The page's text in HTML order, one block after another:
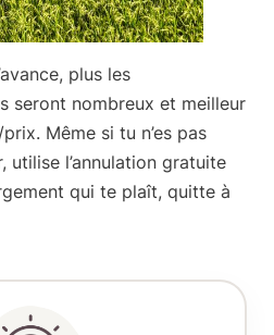
plus les
seront nombreux et meilleur
Même si tu n’es pas
utilise l’annulation gratuite
qui te plaît, quitte à